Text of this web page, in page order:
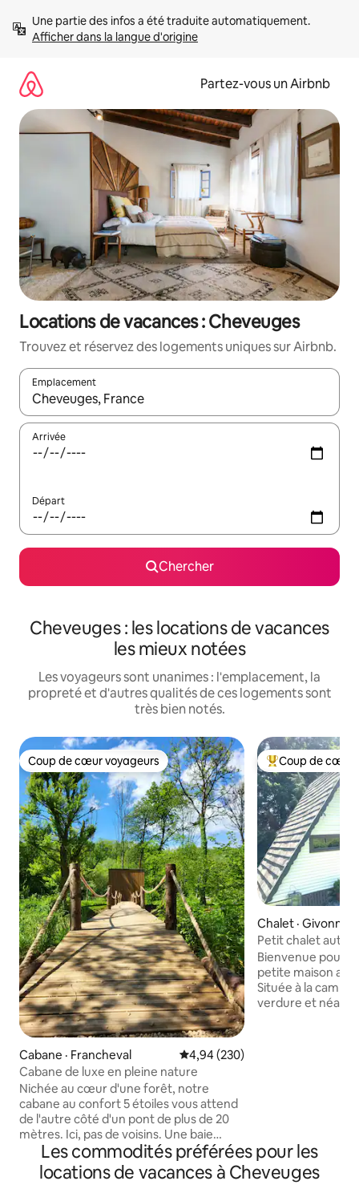
directement
Afficher dans la langue d'origine
Partez-vous un Airbnb
Locations de vacances : Cheveuges
Trouvez et réservez des logements uniques sur Airbnb.
Emplacement
Quand les résultats sont affichés, parcourez-les en utilisant
Arrivée
Départ
Chercher
Cheveuges : les locations de vacances
les mieux notées
Les voyageurs sont unanimes : l'emplacement, la
propreté et d'autres qualités de ces logements sont
très bien notés.
Coup de cœur voyageurs
Coup de cœur voyageurs
Cabane · Francheval Note moyenne de 4,94 sur 5,
4,94 (230)
Cabane de luxe en pleine nature
Nichée au cœur d'une forêt, notre
cabane au confort 5 étoiles vous attend
de l'autre côté d'un pont de plus de 20
mètres. Ici, pas de voisins. Une baie
vitrée effet miroir vous offre une vue
imprenable sur un paysage calme et
relaxant, sans craindre d'être observé. À
Coup de cœur
Coup de cœur
Chalet · Givonne
Petit chalet
verdure
Bienvenue pour
petite maison
Située à la
verdure et
Les commodités préférées pour les
locations de vacances à Cheveuges